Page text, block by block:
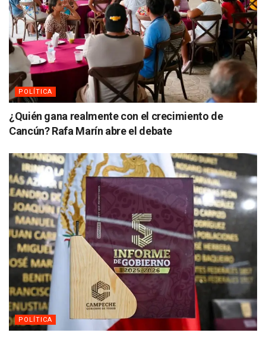
POLÍTICA
¿Quién gana realmente con el crecimiento de
Cancún? Rafa Marín abre el debate
POLÍTICA